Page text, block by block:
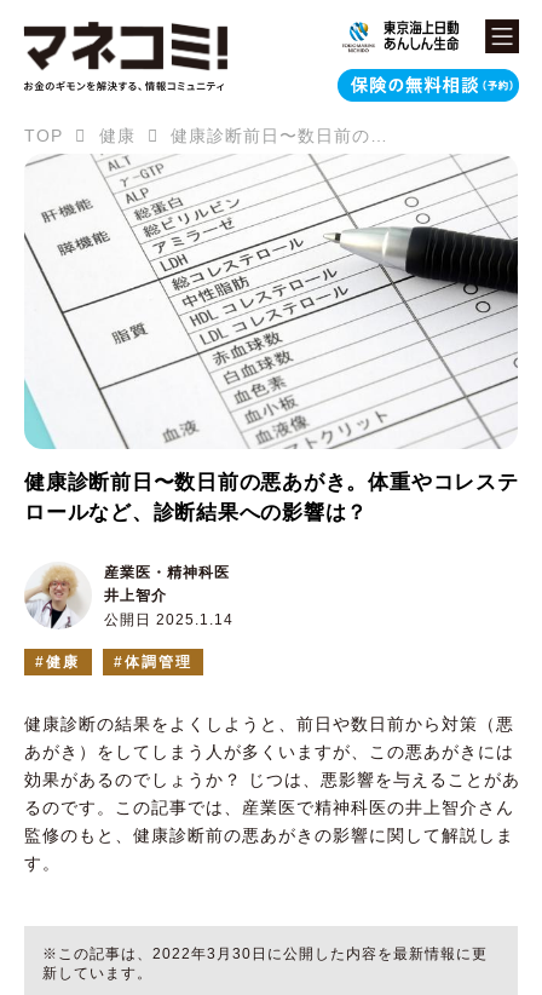
TOP 健康 健康診断前日〜数日前の悪あがき。体重やコレステロールなど、診断結果への影響は？
健康診断前日〜数日前の悪あがき。体重やコレステ
ロールなど、診断結果への影響は？
公開日 2025.1.14
産業医・精神科医
井上智介
健康 体調管理
健康診断の結果をよくしようと、前日や数日前から対策（悪
あがき）をしてしまう人が多くいますが、この悪あがきには
効果があるのでしょうか？ じつは、悪影響を与えることがあ
るのです。この記事では、産業医で精神科医の井上智介さん
監修のもと、健康診断前の悪あがきの影響に関して解説しま
す。
※この記事は、2022年3月30日に公開した内容を最新情報に更
新しています。